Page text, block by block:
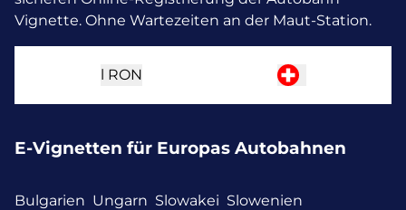
Vignette. Ohne Wartezeiten an der Maut-Station.
l RON
E-Vignetten für Europas Autobahnen
Bulgarien Ungarn Slowakei Slowenien